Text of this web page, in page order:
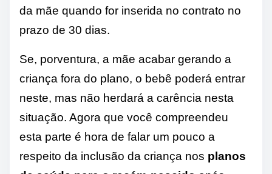
da mãe quando for inserida no contrato no
prazo de 30 dias.
Se, porventura, a mãe acabar gerando a
criança fora do plano, o bebê poderá entrar
neste, mas não herdará a carência nesta
situação. Agora que você compreendeu
esta parte é hora de falar um pouco a
respeito da inclusão da criança nos planos